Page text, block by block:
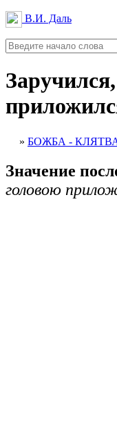
В.И. Даль
» БОЖБА -
Значение
головою